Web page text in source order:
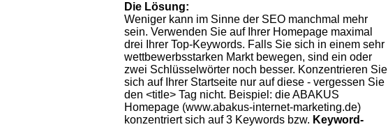
Die Lösung:
Weniger kann im Sinne der SEO manchmal mehr
sein. Verwenden Sie auf Ihrer Homepage maximal
drei Ihrer Top-Keywords. Falls Sie sich in einem sehr
wettbewerbsstarken Markt bewegen, sind ein oder
zwei Schlüsselwörter noch besser. Konzentrieren Sie
sich auf Ihrer Startseite nur auf diese - vergessen Sie
den <title> Tag nicht. Beispiel: die ABAKUS
Homepage (www.abakus-internet-marketing.de)
konzentriert sich auf 3 Keywords bzw. Keyword-